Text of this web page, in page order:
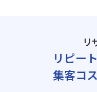
リ
リピー
集客コ